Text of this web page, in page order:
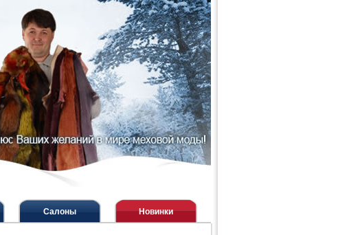
Салоны Новинки